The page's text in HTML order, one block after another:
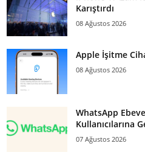
Karıştırdı
08 Ağustos 2026
Apple İşitme
08 Ağustos 2026
WhatsApp
Kullanıcılarına
07 Ağustos 2026